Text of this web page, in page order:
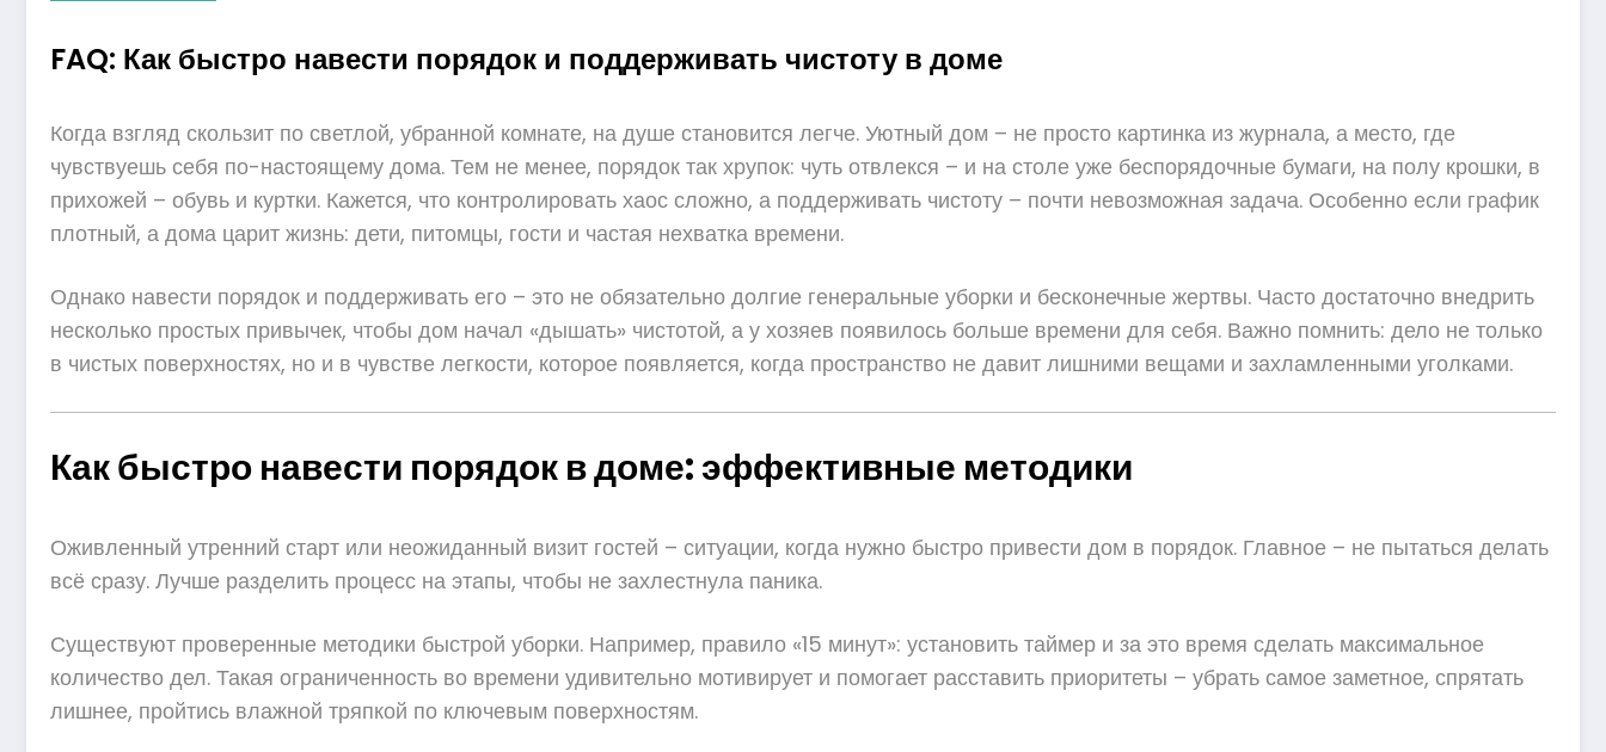
FAQ: Как быстро навести порядок и поддерживать чистоту в доме
Когда взгляд скользит по светлой, убранной комнате, на душе становится легче. Уютный дом – не просто картинка из журнала, а место, где
чувствуешь себя по-настоящему дома. Тем не менее, порядок так хрупок: чуть отвлекся – и на столе уже беспорядочные бумаги, на полу крошки, в
прихожей – обувь и куртки. Кажется, что контролировать хаос сложно, а поддерживать чистоту – почти невозможная задача. Особенно если график
плотный, а дома царит жизнь: дети, питомцы, гости и частая нехватка времени.
Однако навести порядок и поддерживать его – это не обязательно долгие генеральные уборки и бесконечные жертвы. Часто достаточно внедрить
несколько простых привычек, чтобы дом начал «дышать» чистотой, а у хозяев появилось больше времени для себя. Важно помнить: дело не только
в чистых поверхностях, но и в чувстве легкости, которое появляется, когда пространство не давит лишними вещами и захламленными уголками.
Как быстро навести порядок в доме: эффективные методики
Оживленный утренний старт или неожиданный визит гостей – ситуации, когда нужно быстро привести дом в порядок. Главное – не пытаться делать
всё сразу. Лучше разделить процесс на этапы, чтобы не захлестнула паника.
Существуют проверенные методики быстрой уборки. Например, правило «15 минут»: установить таймер и за это время сделать максимальное
количество дел. Такая ограниченность во времени удивительно мотивирует и помогает расставить приоритеты – убрать самое заметное, спрятать
лишнее, пройтись влажной тряпкой по ключевым поверхностям.